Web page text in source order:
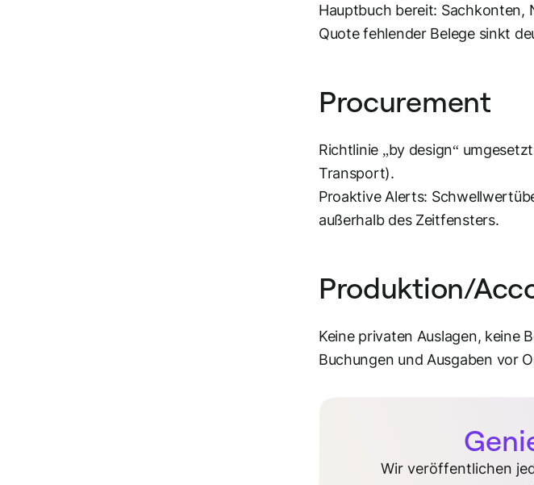
Hauptbuch bereit: Sachkonten,
Quote fehlender Belege sinkt
Procurement
Richtlinie „by design“
Transport).
Proaktive Alerts:
außerhalb des Zeitfensters.
Produktion/
Keine privaten Auslagen, keine
Buchungen und Ausgaben vor
Wir veröffentlichen